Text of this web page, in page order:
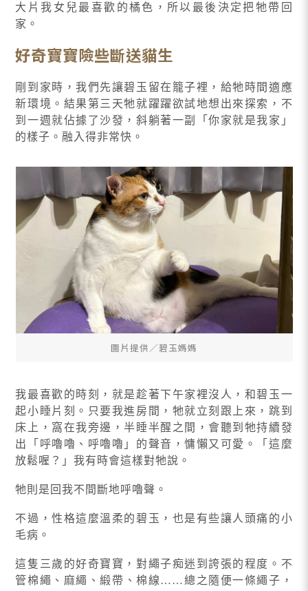
大片我女兒最喜歡的橘色，所以最後決定把牠帶回
家。
好奇寶寶險些斷送貓生
剛到家時，我們先讓碧玉留在籠子裡，給牠時間適應
新環境。結果第三天牠就躍躍欲試地想出來探索，不
到一週就佔據了沙發，斜躺著一副「你家就是我家」
的樣子。融入得非常快。
圖片提供∕碧玉媽媽
我最喜歡的時刻，就是趁著下午家裡沒人，和碧玉一
起小睡片刻。只要我進房間，牠就立刻跟上來，跳到
床上，窩在我旁邊，半睡半醒之間，會聽到牠持續發
出「呼嚕嚕、呼嚕嚕」的聲音，慵懶又可愛。「這麼
放鬆喔？」我有時會這樣對牠說。
牠則是回我不間斷地呼嚕聲。
不過，性格這麼溫柔的碧玉，也是有些讓人頭痛的小
毛病。
這隻三歲的好奇寶寶，對繩子痴迷到誇張的程度。不
管棉繩、麻繩、緞帶、棉線……總之隨便一條繩子，